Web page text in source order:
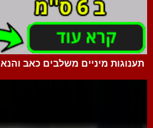
תענוגות מיניים משלבים כאב